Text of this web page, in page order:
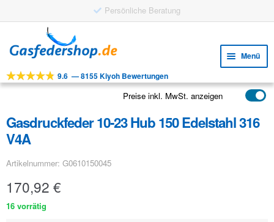
Persönliche Beratung
Navigation
springen
Inhalt
springen
Menü
Werkzeuge
Anwendungen
9.6 —8155 Kiyoh Bewertungen
Preise inkl. MwSt. anzeigen
Gasdruckfeder 10-23 Hub 150 Edelstahl 316
V4A
Artikelnummer: G0610150045
170,92 €
16 vorrätig